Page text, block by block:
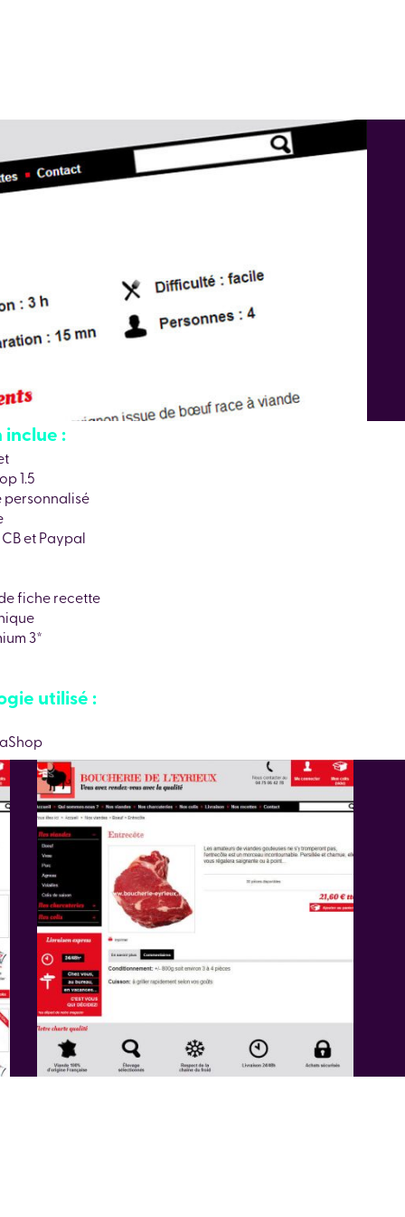
:
1.5
personnalisé
et Paypal
fiche recette
3*
utilisé :